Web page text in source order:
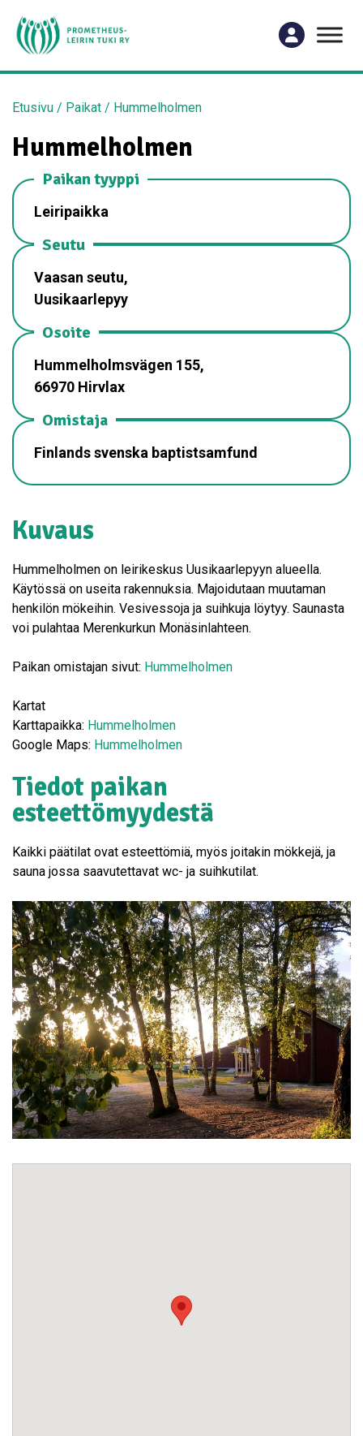
Etusivu / Paikat / Hummelholmen
Hummelholmen
Paikan tyyppi
Leiripaikka
Seutu
Vaasan seutu,
Uusikaarlepyy
Osoite
Hummelholmsvägen 155,
66970 Hirvlax
Omistaja
Finlands svenska baptistsamfund
Kuvaus
Hummelholmen on leirikeskus Uusikaarlepyyn alueella.
Käytössä on useita rakennuksia. Majoidutaan muutaman
henkilön mökeihin. Vesivessoja ja suihkuja löytyy. Saunasta
voi pulahtaa Merenkurkun Monäsinlahteen.
Paikan omistajan sivut: Hummelholmen
Kartat
Karttapaikka: Hummelholmen
Google Maps: Hummelholmen
Tiedot paikan
esteettömyydestä
Kaikki päätilat ovat esteettömiä, myös joitakin mökkejä, ja
sauna jossa saavutettavat wc- ja suihkutilat.